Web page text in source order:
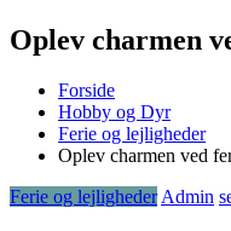
Oplev charmen
Forside
Hobby og Dyr
Ferie og lejligheder
Oplev charmen ved
Ferie og lejlighederAdmin